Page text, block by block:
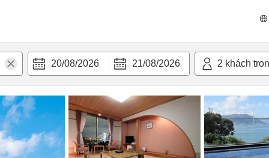
20/08/2026 21/08/2026 2 khách
bật Tiện nghi